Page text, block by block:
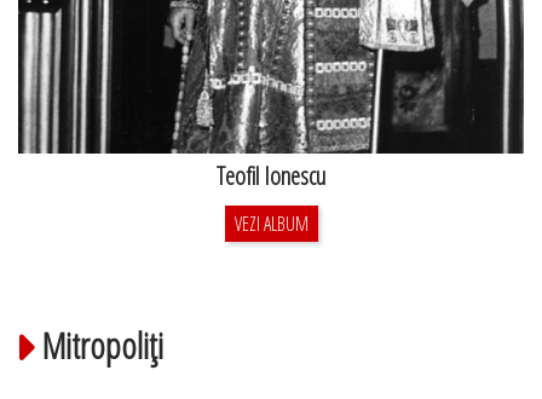
Teofil Ionescu
VEZI ALBUM
Mitropoliţi